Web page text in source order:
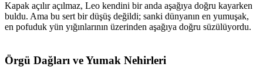
Kapak açılır açılmaz, Leo kendini bir anda aşağıya doğru kayarken
buldu. Ama bu sert bir düşüş değildi; sanki dünyanın en yumuşak,
en pofuduk yün yığınlarının üzerinden aşağıya doğru süzülüyordu.
Örgü Dağları ve Yumak Nehirleri​